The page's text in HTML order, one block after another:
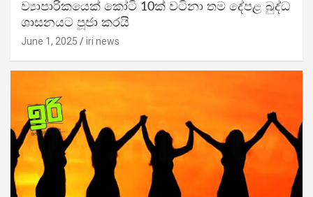
ව්‍යාපාරිකයෙක් කෝටි 10ක් වටිනා තම දේපළ බුද්ධ
ශාසනයට පූජා කරයි
June 1, 2025 iri news